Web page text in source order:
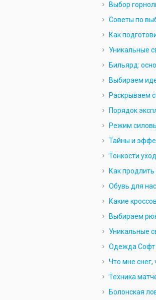
Выбор
Советы по
Как
Уникальные
Бильярд:
Выбираем
Раскрываем
Порядок
Режим
Тайны и
Тонкости
Как
Обувь для
Какие
Выбираем
Уникальные
Одежда Софт
Что мне
Техника
Болонская